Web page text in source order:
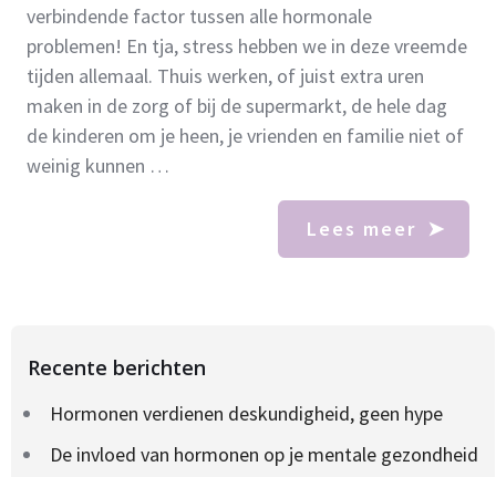
verbindende factor tussen alle hormonale
problemen! En tja, stress hebben we in deze vreemde
tijden allemaal. Thuis werken, of juist extra uren
maken in de zorg of bij de supermarkt, de hele dag
de kinderen om je heen, je vrienden en familie niet of
weinig kunnen …
Lees meer
Recente berichten
Hormonen verdienen deskundigheid, geen hype
De invloed van hormonen op je mentale gezondheid